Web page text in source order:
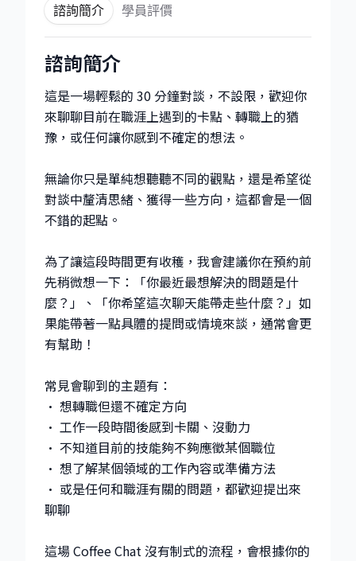
諮詢簡介 學員評價
諮詢簡介
這是一場輕鬆的 30 分鐘對談，不設限，歡迎你
來聊聊目前在職涯上遇到的卡點、轉職上的猶
豫，或任何讓你感到不確定的想法。
無論你只是單純想聽聽不同的觀點，還是希望從
對談中釐清思緒、獲得一些方向，這都會是一個
不錯的起點。
為了讓這段時間更有收穫，我會建議你在預約前
先稍微想一下：「你最近最想解決的問題是什
麼？」、「你希望這次聊天能帶走些什麼？」如
果能帶著一點具體的提問或情境來談，通常會更
有幫助！
常見會聊到的主題有：
• 想轉職但還不確定方向
• 工作一段時間後感到卡關、沒動力
• 不知道目前的技能夠不夠應徵某個職位
• 想了解某個領域的工作內容或準備方法
• 或是任何和職涯有關的問題，都歡迎提出來
聊聊
這場 Coffee Chat 沒有制式的流程，會根據你的